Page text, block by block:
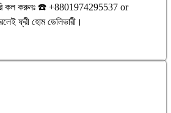
কল করুনঃ ☎️ +8801974295537 or
ফ্রী হোম ডেলিভারী।